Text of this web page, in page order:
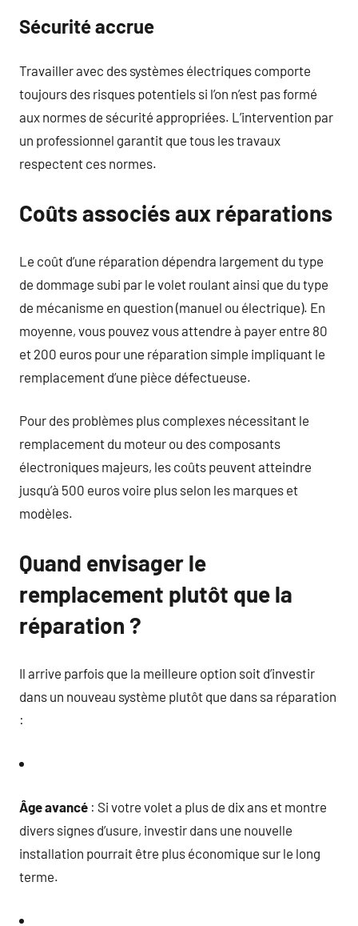
Sécurité accrue
Travailler avec des systèmes électriques comporte
toujours des risques potentiels si l’on n’est pas formé
aux normes de sécurité appropriées. L’intervention par
un professionnel garantit que tous les travaux
respectent ces normes.
Coûts associés aux réparations
Le coût d’une réparation dépendra largement du type
de dommage subi par le volet roulant ainsi que du type
de mécanisme en question (manuel ou électrique). En
moyenne, vous pouvez vous attendre à payer entre 80
et 200 euros pour une réparation simple impliquant le
remplacement d’une pièce défectueuse.
Pour des problèmes plus complexes nécessitant le
remplacement du moteur ou des composants
électroniques majeurs, les coûts peuvent atteindre
jusqu’à 500 euros voire plus selon les marques et
modèles.
Quand envisager le
remplacement plutôt que la
réparation ?
Il arrive parfois que la meilleure option soit d’investir
dans un nouveau système plutôt que dans sa réparation
:
Âge avancé : Si votre volet a plus de dix ans et montre
divers signes d’usure, investir dans une nouvelle
installation pourrait être plus économique sur le long
terme.